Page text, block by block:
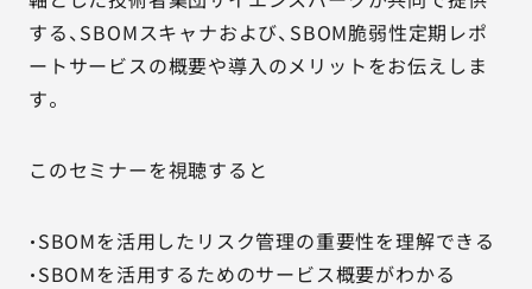
する、SBOMスキャナおよび、SBOM脆弱性定期レポ
ートサービスの概要や導入のメリットをお伝えしま
す。
このセミナーを視聴すると
・SBOMを活用したリスク管理の重要性を理解できる
・SBOMを活用するためのサービス概要がわかる